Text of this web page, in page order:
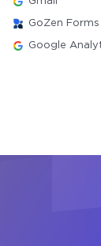
GoZen Forms
Google